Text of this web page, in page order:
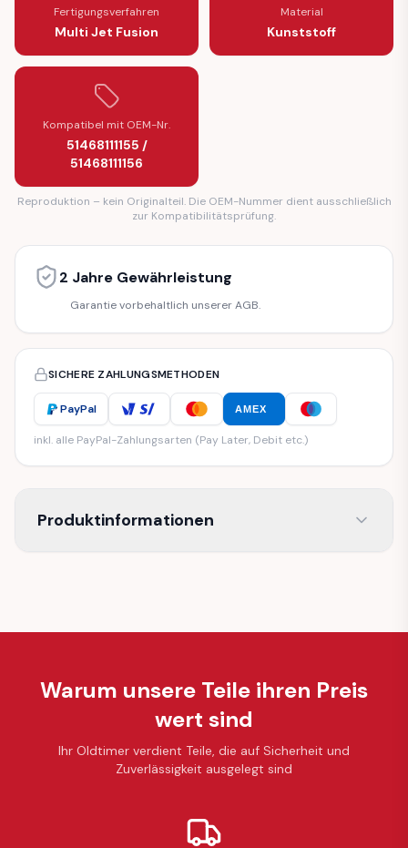
Fertigungsverfahren
Multi Jet Fusion
Material
Kunststoff
Kompatibel mit OEM-Nr.
51468111155 /
51468111156
Reproduktion – kein Originalteil. Die OEM-Nummer dient ausschließlich
zur Kompatibilitätsprüfung.
2 Jahre Gewährleistung
Garantie vorbehaltlich unserer AGB.
SICHERE ZAHLUNGSMETHODEN
PayPal AMEX
inkl. alle PayPal-Zahlungsarten (Pay Later, Debit etc.)
Produktinformationen
Warum unsere Teile ihren Preis
wert sind
Ihr Oldtimer verdient Teile, die auf Sicherheit und
Zuverlässigkeit ausgelegt sind